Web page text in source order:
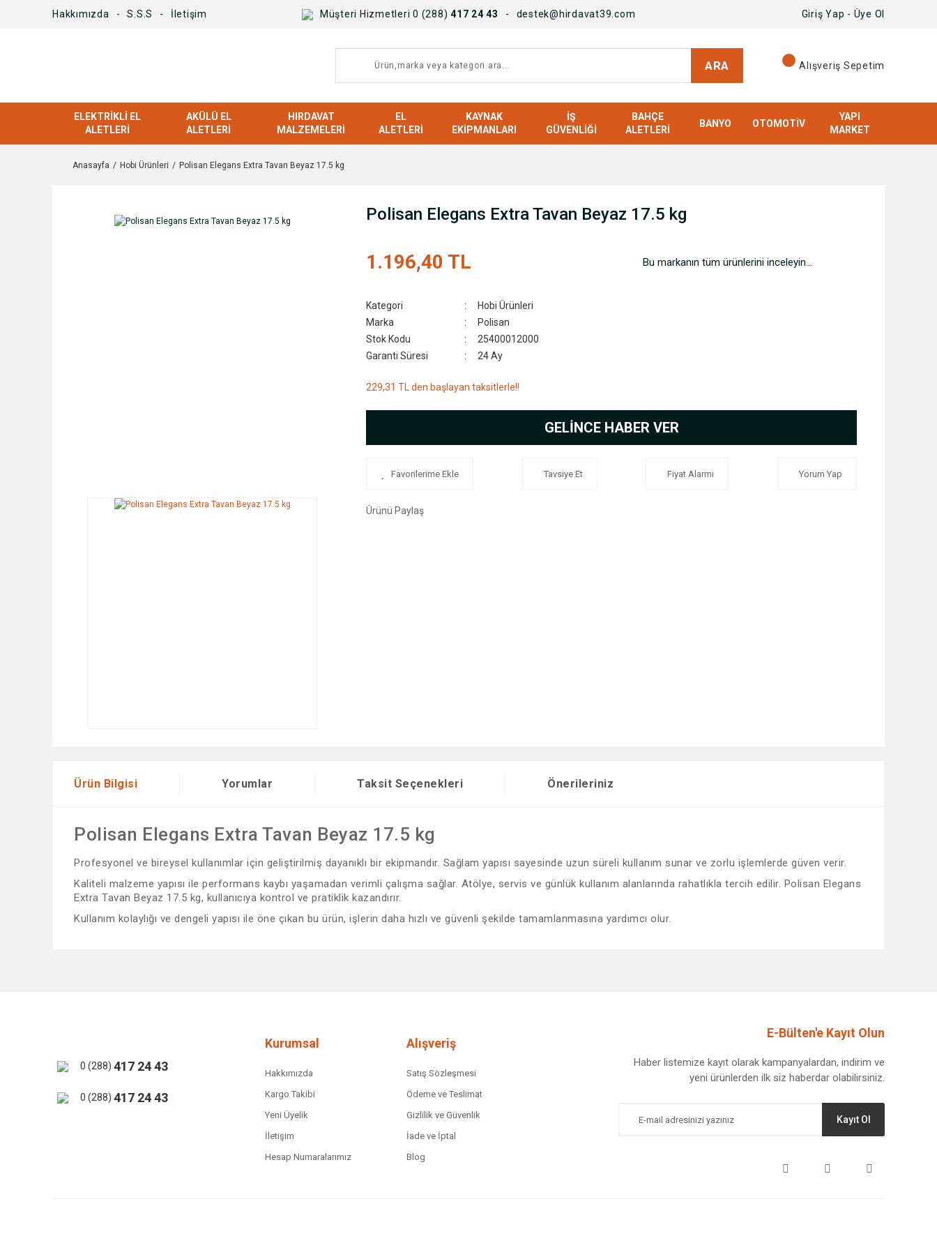
Hakkımızda S.S.S İletişim Müşteri Hizmetleri 0 (288) 417 24 43 destek@hirdavat39.com Giriş Yap - Üye Ol
ARA Alışveriş Sepetim
ELEKTRIKLI EL
ALETLERI
AKÜLÜ EL
ALETLERI
HIRDAVAT
MALZEMELERI
EL
ALETLERI
KAYNAK
EKIPMANLARI
İŞ
GÜVENLIĞI
BAHÇE
ALETLERI
BANYO OTOMOTIV
YAPI
MARKET
Anasayfa Hobi Ürünleri Polisan Elegans Extra Tavan Beyaz 17.5 kg
Polisan Elegans Extra Tavan Beyaz 17.5 kg
1.196,40 TL Bu markanın tüm ürünlerini inceleyin...
Kategori
Hobi Ürünleri
Marka
Polisan
Stok Kodu
25400012000
Garanti Süresi
24 Ay
229,31 TL den başlayan taksitlerle!!
GELİNCE HABER VER
Tavsiye Et Fiyat Alarmı Yorum Yap
Ürünü Paylaş
Ürün Bilgisi Yorumlar Taksit Seçenekleri Önerileriniz
Polisan Elegans Extra Tavan Beyaz 17.5 kg
Profesyonel ve bireysel kullanımlar için geliştirilmiş dayanıklı bir ekipmandır. Sağlam yapısı sayesinde uzun süreli kullanım sunar ve zorlu işlemlerde güven verir.
Kaliteli malzeme yapısı ile performans kaybı yaşamadan verimli çalışma sağlar. Atölye, servis ve günlük kullanım alanlarında rahatlıkla tercih edilir. Polisan Elegans
Extra Tavan Beyaz 17.5 kg, kullanıcıya kontrol ve pratiklik kazandırır.
Kullanım kolaylığı ve dengeli yapısı ile öne çıkan bu ürün, işlerin daha hızlı ve güvenli şekilde tamamlanmasına yardımcı olur.
Bu ürüne benzer farklı alternatifler olmalı.
0 (288) 417 24 43
0 (288) 417 24 43
Kurumsal
Hakkımızda
Kargo Takibi
Yeni Üyelik
İletişim
Hesap Numaralarımız
Alışveriş
Satış Sözleşmesi
Ödeme ve Teslimat
Gizlilik ve Güvenlik
İade ve İptal
Blog
E-Bülten'e Kayıt Olun
Haber listemize kayıt olarak kampanyalardan, indirim ve
yeni ürünlerden ilk siz haberdar olabilirsiniz.
Kayıt Ol